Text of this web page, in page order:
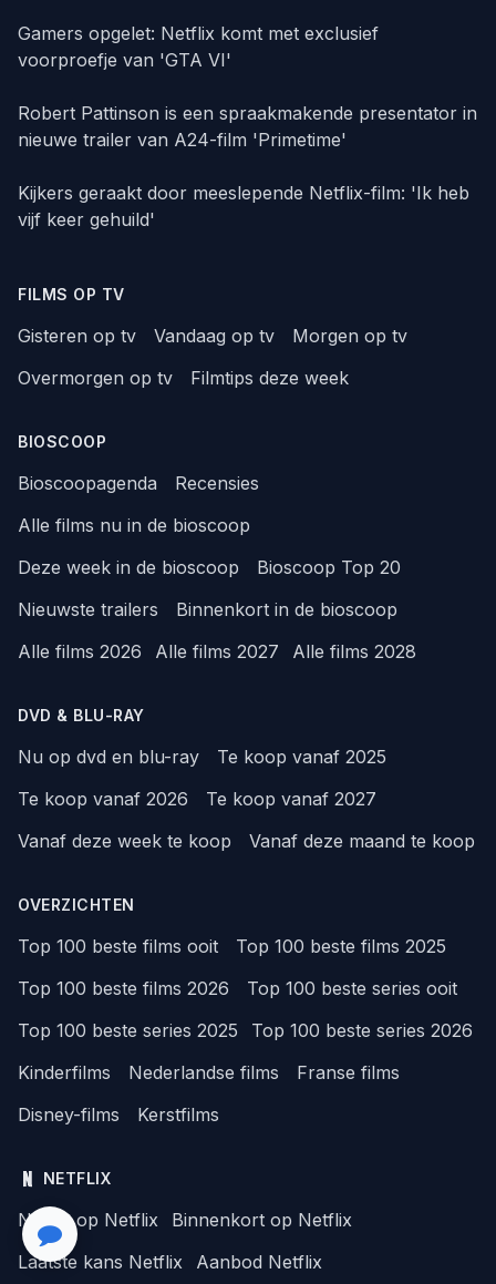
Gamers opgelet: Netflix komt met exclusief
voorproefje van 'GTA VI'
Robert Pattinson is een spraakmakende presentator in
nieuwe trailer van A24-film 'Primetime'
Kijkers geraakt door meeslepende Netflix-film: 'Ik heb
vijf keer gehuild'
FILMS OP TV
Gisteren op tv Vandaag op tv
Morgen op tv
Overmorgen op tv
Filmtips deze week
BIOSCOOP
Bioscoopagenda
Recensies
Alle films nu in de bioscoop
Deze week in de bioscoop
Bioscoop Top 20
Nieuwste trailers
Binnenkort in de bioscoop
Alle films 2026
Alle films 2027 Alle films 2028
DVD & BLU-RAY
Nu op dvd en blu-ray
Te koop vanaf 2025
Te koop vanaf 2026
Te koop vanaf 2027
Vanaf deze week te koop
Vanaf deze maand te koop
OVERZICHTEN
Top 100 beste films ooit
Top 100 beste films 2025
Top 100 beste films 2026
Top 100 beste series ooit
Top 100 beste series 2025
Top 100 beste series 2026
Kinderfilms
Nederlandse films
Franse films
Disney-films
Kerstfilms
NETFLIX
Nieuw op Netflix
Binnenkort op Netflix
Laatste kans Netflix
Aanbod Netflix